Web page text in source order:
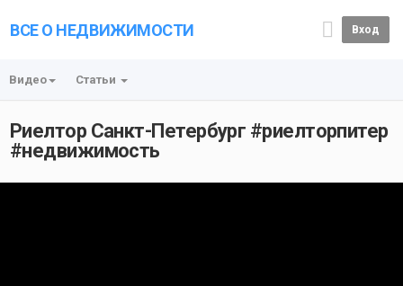
ВСЕ О НЕДВИЖИМОСТИ Вход
Видео Статьи
Риелтор Санкт-Петербург #риелторпитер
#недвижимость